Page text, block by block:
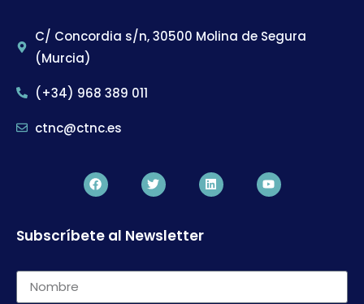
C/ Concordia s/n, 30500 Molina de Segura
(Murcia)
(+34) 968 389 011
ctnc@ctnc.es
Subscríbete al Newsletter